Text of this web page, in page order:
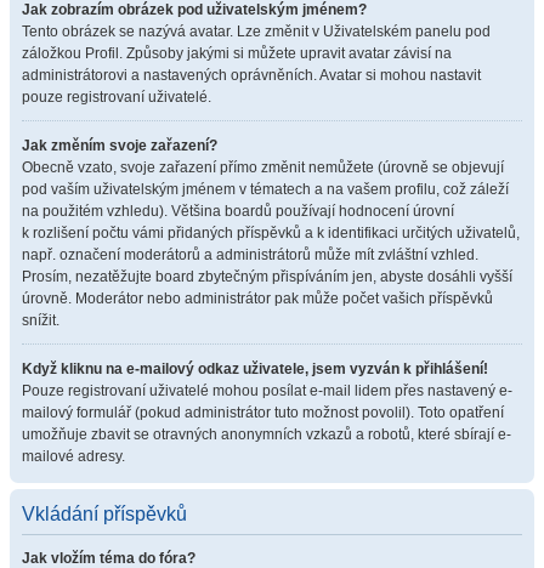
Jak zobrazím obrázek pod uživatelským jménem?
Tento obrázek se nazývá avatar. Lze změnit v Uživatelském panelu pod
záložkou Profil. Způsoby jakými si můžete upravit avatar závisí na
administrátorovi a nastavených oprávněních. Avatar si mohou nastavit
pouze registrovaní uživatelé.
Jak změním svoje zařazení?
Obecně vzato, svoje zařazení přímo změnit nemůžete (úrovně se objevují
pod vaším uživatelským jménem v tématech a na vašem profilu, což záleží
na použitém vzhledu). Většina boardů používají hodnocení úrovní
k rozlišení počtu vámi přidaných příspěvků a k identifikaci určitých uživatelů,
např. označení moderátorů a administrátorů může mít zvláštní vzhled.
Prosím, nezatěžujte board zbytečným přispíváním jen, abyste dosáhli vyšší
úrovně. Moderátor nebo administrátor pak může počet vašich příspěvků
snížit.
Když kliknu na e-mailový odkaz uživatele, jsem vyzván k přihlášení!
Pouze registrovaní uživatelé mohou posílat e-mail lidem přes nastavený e-
mailový formulář (pokud administrátor tuto možnost povolil). Toto opatření
umožňuje zbavit se otravných anonymních vzkazů a robotů, které sbírají e-
mailové adresy.
Vkládání příspěvků
Jak vložím téma do fóra?